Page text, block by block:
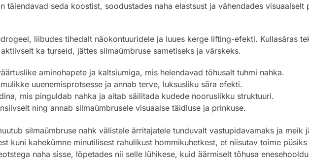
täiendavad seda koostist, soodustades naha elastsust ja vähendades visuaalselt
liibudes tihedalt näokontuuridele ja luues kerge lifting-efekti. Kullasäras
ka turseid, jättes silmaümbruse sametiseks ja värskeks.
aminohapete ja kaltsiumiga, mis helendavad tõhusalt tuhmi nahka.
uuenemisprotsesse ja annab terve, luksusliku sära efekti.
mis pinguldab nahka ja aitab säilitada kudede nooruslikku struktuuri.
ning annab silmaümbrusele visuaalse täidluse ja prinkuse.
silmaümbruse nahk välistele ärritajatele tunduvalt vastupidavamaks ja meik
kuni kahekümne minutilisest rahulikust hommikuhetkest, et niisutav toime
naha sisse, lõpetades nii selle lühikese, kuid äärmiselt tõhusa